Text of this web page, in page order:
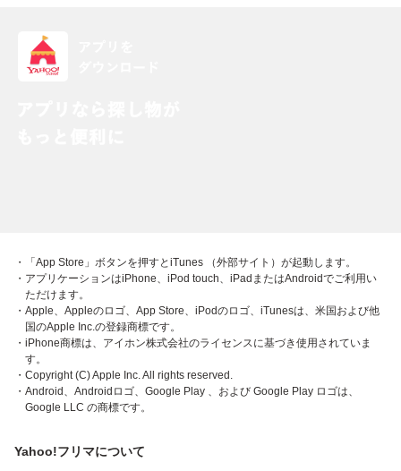
・「App Store」ボタンを押すとiTunes （外部サイト）が起動します。
・アプリケーションはiPhone、iPod touch、iPadまたはAndroidでご利用い
ただけます。
・Apple、Appleのロゴ、App Store、iPodのロゴ、iTunesは、米国および他
国のApple Inc.の登録商標です。
・iPhone商標は、アイホン株式会社のライセンスに基づき使用されていま
す。
・Copyright (C) Apple Inc. All rights reserved.
・Android、Androidロゴ、Google Play 、および Google Play ロゴは、
Google LLC の商標です。
Yahoo!フリマについて